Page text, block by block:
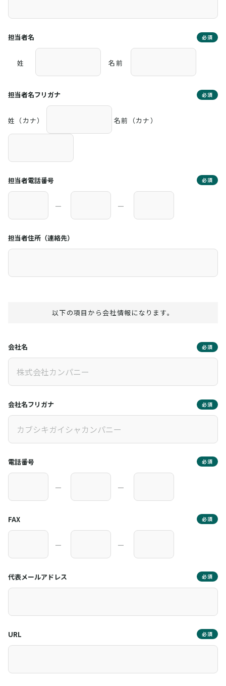
担当者名 必須
姓 名前
担当者名フリガナ 必須
姓（カナ） 名前（カナ）
担当者電話番号 必須
― ―
担当者住所（連絡先）
以下の項目から会社情報になります。
会社名 必須
会社名フリガナ 必須
電話番号 必須
― ―
FAX 必須
― ―
代表メールアドレス 必須
URL 必須